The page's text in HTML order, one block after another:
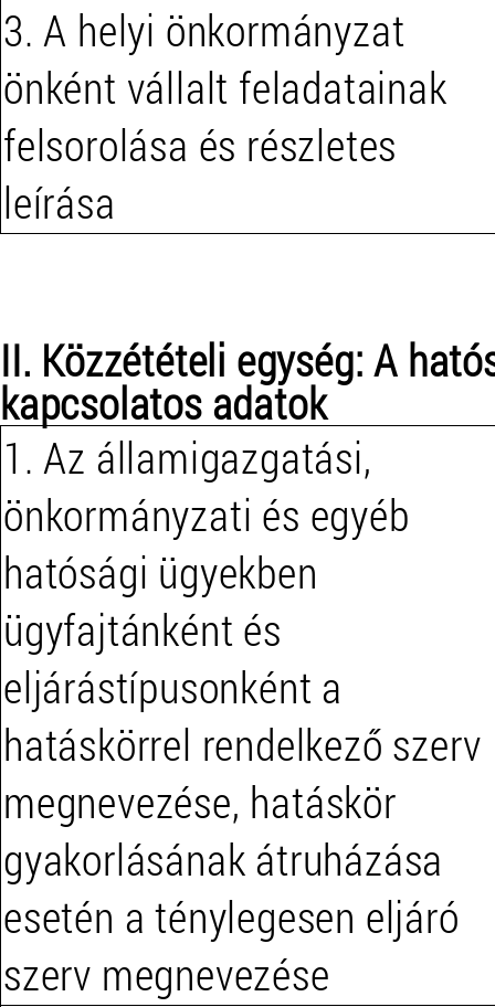
3. A helyi önkormányzat
önként vállalt feladatainak
felsorolása és részletes
leírása
II. Közzétételi egység: A
kapcsolatos adatok
1. Az államigazgatási,
önkormányzati és egyéb
hatósági ügyekben
ügyfajtánként és
eljárástípusonként a
hatáskörrel rendelkező szerv
megnevezése, hatáskör
gyakorlásának átruházása
esetén a ténylegesen eljáró
szerv megnevezése